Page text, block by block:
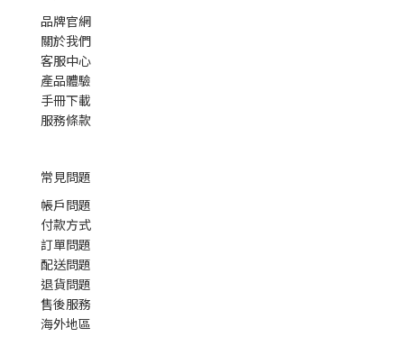
品牌官網
關於我們
客服中心
產品體驗
手冊下載
服務條款
常見問題
帳戶問題
付款方式
訂單問題
配送問題
退貨問題
售後服務
海外地區